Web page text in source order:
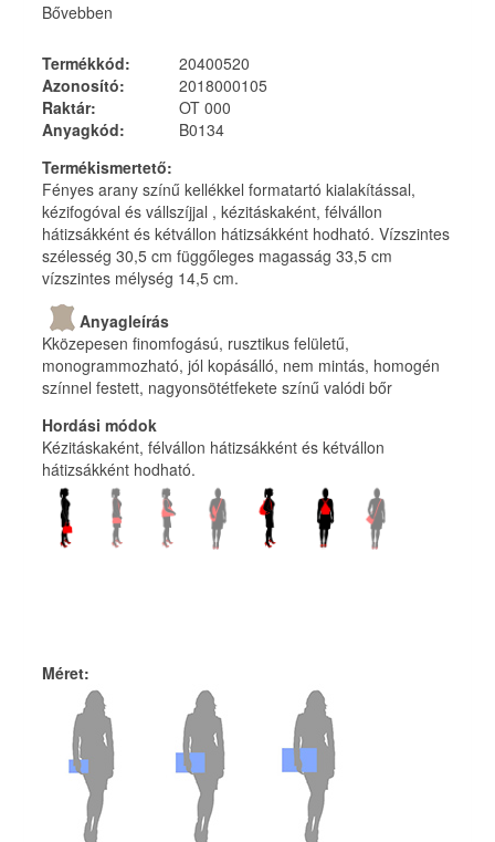
Bővebben
Termékkód:
20400520
Azonosító:
2018000105
Raktár:
OT 000
Anyagkód:
B0134
Termékismertető:
Fényes arany színű kellékkel formatartó kialakítással,
kézifogóval és vállszíjjal , kézitáskaként, félvállon
hátizsákként és kétvállon hátizsákként hodható. Vízszintes
szélesség 30,5 cm függőleges magasság 33,5 cm
vízszintes mélység 14,5 cm.
Anyagleírás
Kközepesen finomfogású, rusztikus felületű,
monogrammozható, jól kopásálló, nem mintás, homogén
színnel festett, nagyonsötétfekete színű valódi bőr
Hordási módok
Kézitáskaként, félvállon hátizsákként és kétvállon
hátizsákként hodható.
Méret: